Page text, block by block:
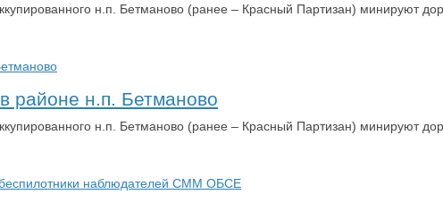
н.п. Бетманово (ранее – Красный Партизан) минируют
районе н.п. Бетманово
н.п. Бетманово (ранее – Красный Партизан) минируют